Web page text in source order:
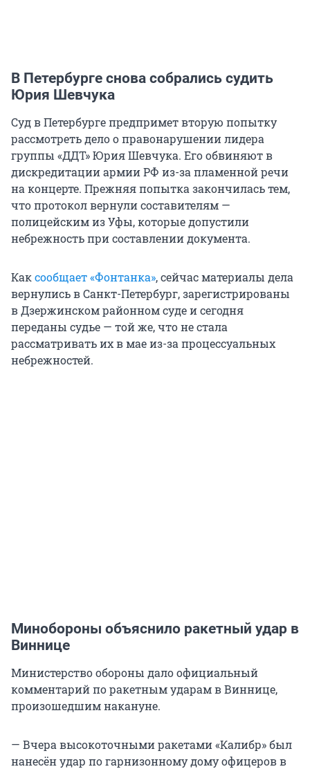
В Петербурге снова собрались судить
Юрия Шевчука
Суд в Петербурге предпримет вторую попытку
рассмотреть дело о правонарушении лидера
группы «ДДТ» Юрия Шевчука. Его обвиняют в
дискредитации армии РФ из-за пламенной речи
на концерте. Прежняя попытка закончилась тем,
что протокол вернули составителям —
полицейским из Уфы, которые допустили
небрежность при составлении документа.
Каксообщает «Фонтанка», сейчас материалы дела
вернулись в Санкт-Петербург, зарегистрированы
в Дзержинском районном суде и сегодня
переданы судье — той же, что не стала
рассматривать их в мае из-за процессуальных
небрежностей.
Минобороны объяснило ракетный удар в
Виннице
Министерство обороны дало официальный
комментарий по ракетным ударам в Виннице,
произошедшим накануне.
— Вчера высокоточными ракетами «Калибр» был
нанесён удар по гарнизонному дому офицеров в